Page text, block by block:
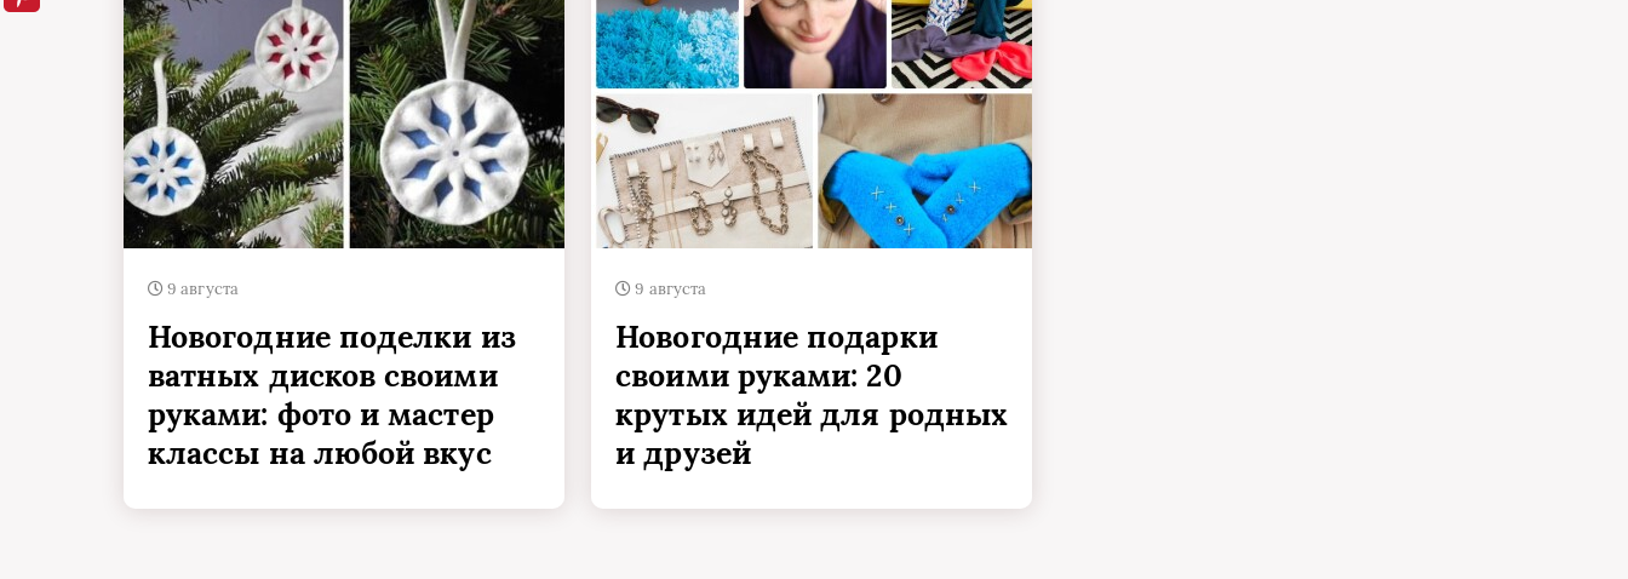
9 августа
Новогодние поделки из
ватных дисков своими
руками: фото и мастер
классы на любой вкус
9 августа
Новогодние подарки
своими руками: 20
крутых идей для родных
и друзей